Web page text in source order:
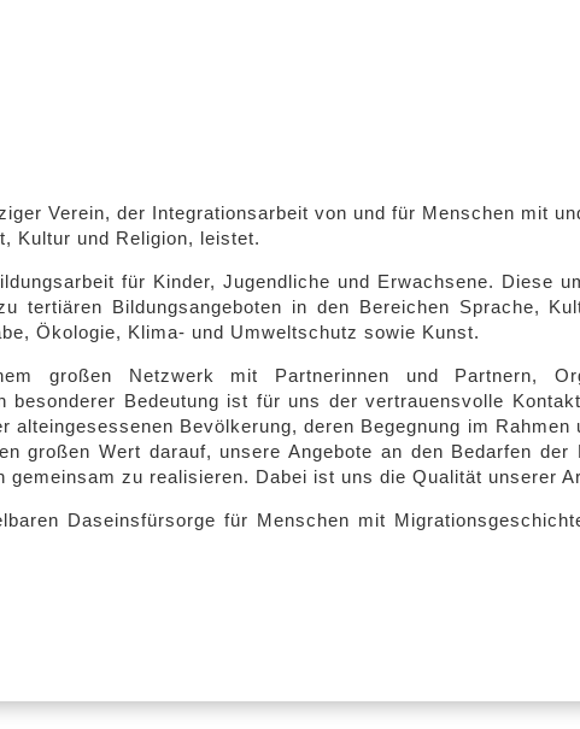
Verein, der Integrationsarbeit von und für Menschen mit
Kultur und Religion, leistet.
für Kinder, Jugendliche und Erwachsene. Diese
tertiären Bildungsangeboten in den Bereichen Sprache,
Ökologie, Klima- und Umweltschutz sowie Kunst.
großen Netzwerk mit Partnerinnen und Partnern,
besonderer Bedeutung ist für uns der vertrauensvolle
alteingesessenen Bevölkerung, deren Begegnung im Rahmen
großen Wert darauf, unsere Angebote an den Bedarfen der
gemeinsam zu realisieren. Dabei ist uns die Qualität unserer
Daseinsfürsorge für Menschen mit